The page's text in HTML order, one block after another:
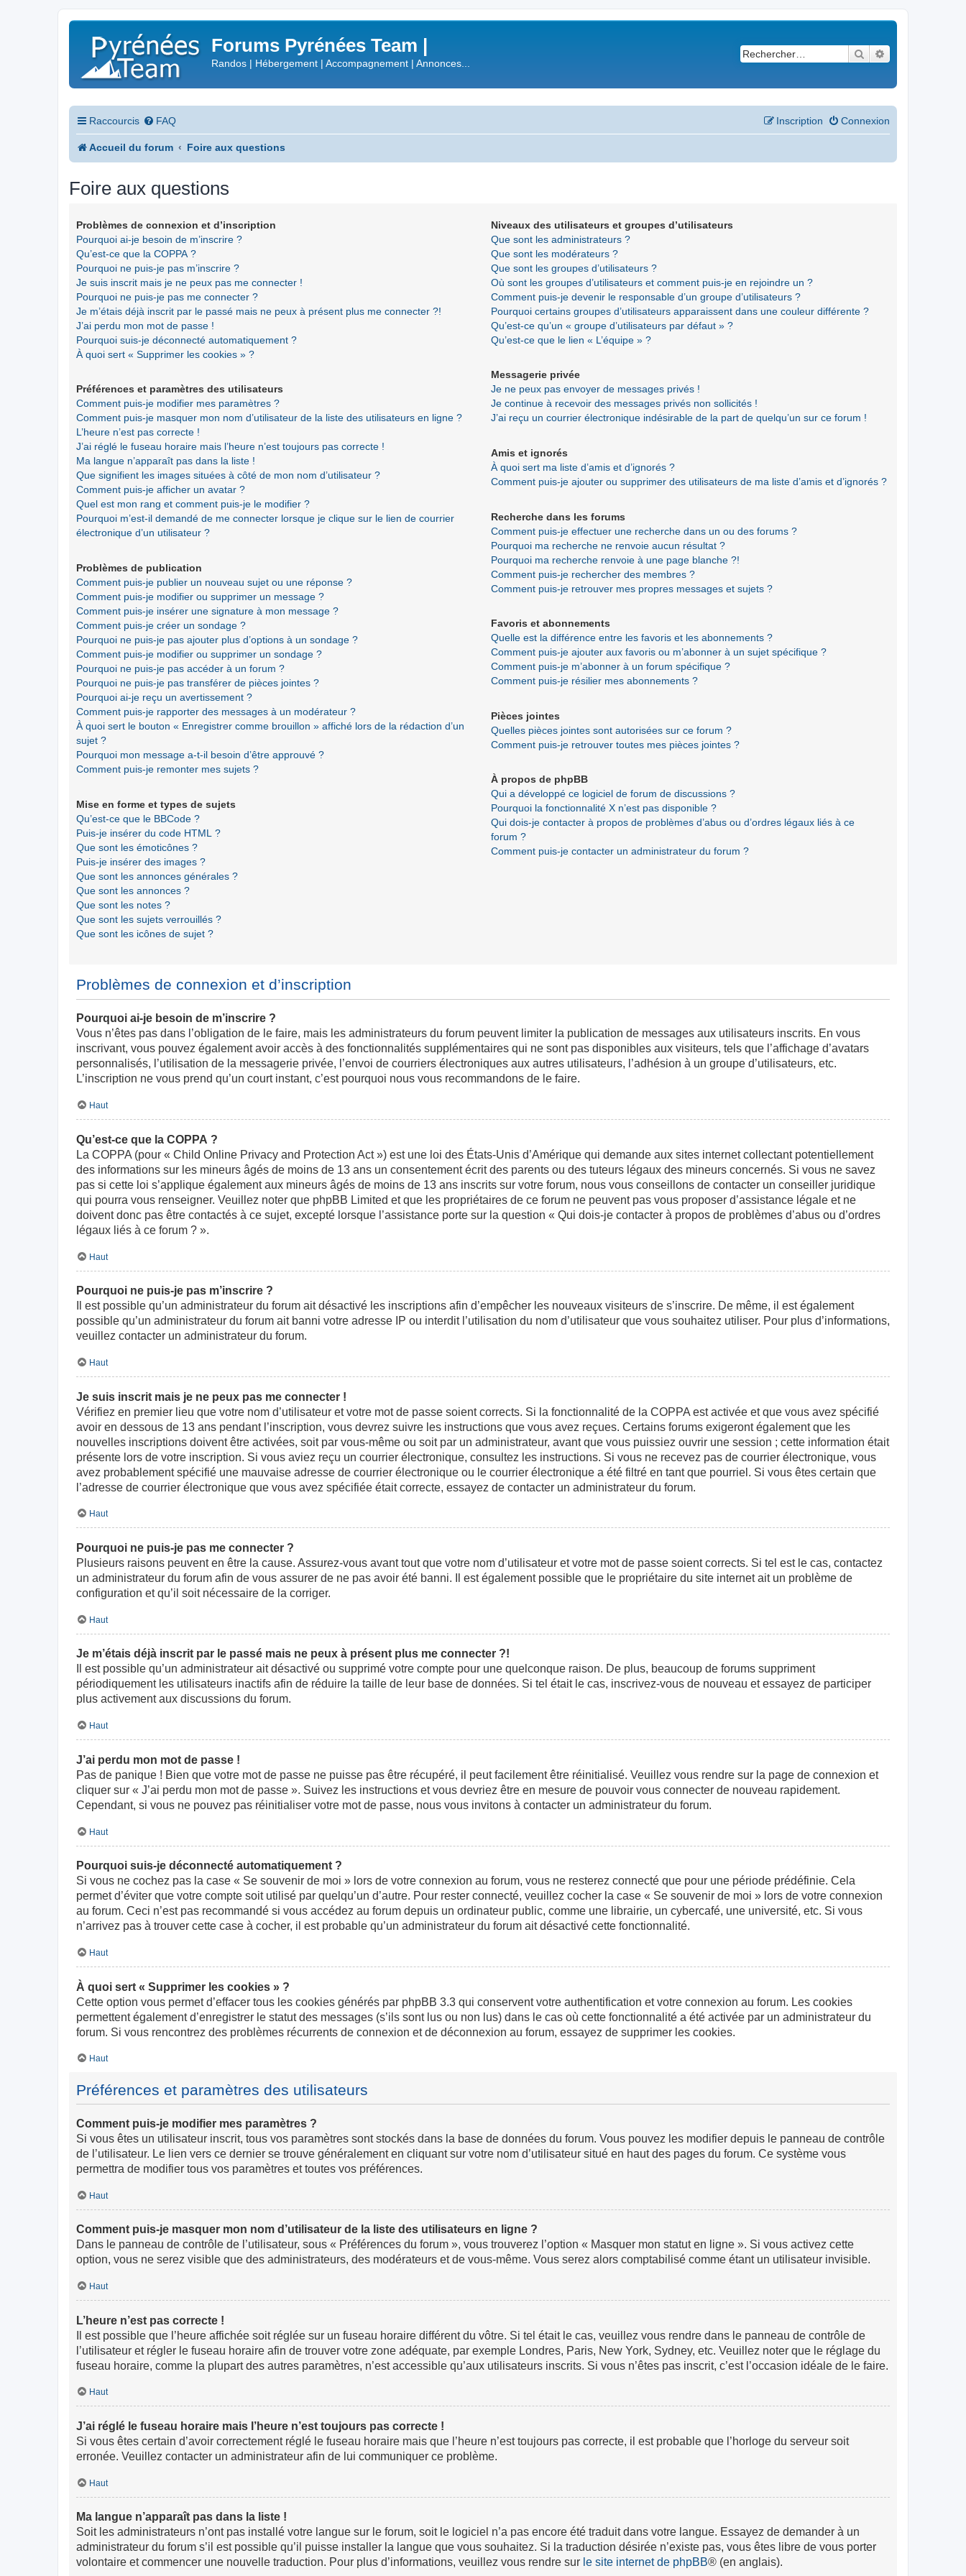
Forums Pyrénées Team |
Randos | Hébergement | Accompagnement | Annonces...
Rechercher
Raccourcis FAQ Connexion
Inscription
Accueil du forum Foire aux questions
Foire aux questions
Problèmes de connexion et d’inscription
Pourquoi ai-je besoin de m’inscrire ?
Qu’est-ce que la COPPA ?
Pourquoi ne puis-je pas m’inscrire ?
Je suis inscrit mais je ne peux pas me connecter !
Pourquoi ne puis-je pas me connecter ?
Je m’étais déjà inscrit par le passé mais ne peux à présent plus me connecter ?!
J’ai perdu mon mot de passe !
Pourquoi suis-je déconnecté automatiquement ?
À quoi sert « Supprimer les cookies » ?
Préférences et paramètres des utilisateurs
Comment puis-je modifier mes paramètres ?
Comment puis-je masquer mon nom d’utilisateur de la liste des utilisateurs en ligne ?
L’heure n’est pas correcte !
J’ai réglé le fuseau horaire mais l’heure n’est toujours pas correcte !
Ma langue n’apparaît pas dans la liste !
Que signifient les images situées à côté de mon nom d’utilisateur ?
Comment puis-je afficher un avatar ?
Quel est mon rang et comment puis-je le modifier ?
Pourquoi m’est-il demandé de me connecter lorsque je clique sur le lien de courrier
électronique d’un utilisateur ?
Problèmes de publication
Comment puis-je publier un nouveau sujet ou une réponse ?
Comment puis-je modifier ou supprimer un message ?
Comment puis-je insérer une signature à mon message ?
Comment puis-je créer un sondage ?
Pourquoi ne puis-je pas ajouter plus d’options à un sondage ?
Comment puis-je modifier ou supprimer un sondage ?
Pourquoi ne puis-je pas accéder à un forum ?
Pourquoi ne puis-je pas transférer de pièces jointes ?
Pourquoi ai-je reçu un avertissement ?
Comment puis-je rapporter des messages à un modérateur ?
À quoi sert le bouton « Enregistrer comme brouillon » affiché lors de la rédaction d’un
sujet ?
Pourquoi mon message a-t-il besoin d’être approuvé ?
Comment puis-je remonter mes sujets ?
Mise en forme et types de sujets
Qu’est-ce que le BBCode ?
Puis-je insérer du code HTML ?
Que sont les émoticônes ?
Puis-je insérer des images ?
Que sont les annonces générales ?
Que sont les annonces ?
Que sont les notes ?
Que sont les sujets verrouillés ?
Que sont les icônes de sujet ?
Niveaux des utilisateurs et groupes d’utilisateurs
Que sont les administrateurs ?
Que sont les modérateurs ?
Que sont les groupes d’utilisateurs ?
Où sont les groupes d’utilisateurs et comment puis-je en rejoindre un ?
Comment puis-je devenir le responsable d’un groupe d’utilisateurs ?
Pourquoi certains groupes d’utilisateurs apparaissent dans une couleur différente ?
Qu’est-ce qu’un « groupe d’utilisateurs par défaut » ?
Qu’est-ce que le lien « L’équipe » ?
Messagerie privée
Je ne peux pas envoyer de messages privés !
Je continue à recevoir des messages privés non sollicités !
J’ai reçu un courrier électronique indésirable de la part de quelqu’un sur ce forum !
Amis et ignorés
À quoi sert ma liste d’amis et d’ignorés ?
Comment puis-je ajouter ou supprimer des utilisateurs de ma liste d’amis et d’ignorés ?
Recherche dans les forums
Comment puis-je effectuer une recherche dans un ou des forums ?
Pourquoi ma recherche ne renvoie aucun résultat ?
Pourquoi ma recherche renvoie à une page blanche ?!
Comment puis-je rechercher des membres ?
Comment puis-je retrouver mes propres messages et sujets ?
Favoris et abonnements
Quelle est la différence entre les favoris et les abonnements ?
Comment puis-je ajouter aux favoris ou m’abonner à un sujet spécifique ?
Comment puis-je m’abonner à un forum spécifique ?
Comment puis-je résilier mes abonnements ?
Pièces jointes
Quelles pièces jointes sont autorisées sur ce forum ?
Comment puis-je retrouver toutes mes pièces jointes ?
À propos de phpBB
Qui a développé ce logiciel de forum de discussions ?
Pourquoi la fonctionnalité X n’est pas disponible ?
Qui dois-je contacter à propos de problèmes d’abus ou d’ordres légaux liés à ce
forum ?
Comment puis-je contacter un administrateur du forum ?
Problèmes de connexion et d’inscription
Pourquoi ai-je besoin de m’inscrire ?
Vous n’êtes pas dans l’obligation de le faire, mais les administrateurs du forum peuvent limiter la publication de messages aux utilisateurs inscrits. En vous
inscrivant, vous pouvez également avoir accès à des fonctionnalités supplémentaires qui ne sont pas disponibles aux visiteurs, tels que l’affichage d’avatars
personnalisés, l’utilisation de la messagerie privée, l’envoi de courriers électroniques aux autres utilisateurs, l’adhésion à un groupe d’utilisateurs, etc.
L’inscription ne vous prend qu’un court instant, c’est pourquoi nous vous recommandons de le faire.
Haut
Qu’est-ce que la COPPA ?
La COPPA (pour « Child Online Privacy and Protection Act ») est une loi des États-Unis d’Amérique qui demande aux sites internet collectant potentiellement
des informations sur les mineurs âgés de moins de 13 ans un consentement écrit des parents ou des tuteurs légaux des mineurs concernés. Si vous ne savez
pas si cette loi s’applique également aux mineurs âgés de moins de 13 ans inscrits sur votre forum, nous vous conseillons de contacter un conseiller juridique
qui pourra vous renseigner. Veuillez noter que phpBB Limited et que les propriétaires de ce forum ne peuvent pas vous proposer d’assistance légale et ne
doivent donc pas être contactés à ce sujet, excepté lorsque l’assistance porte sur la question « Qui dois-je contacter à propos de problèmes d’abus ou d’ordres
légaux liés à ce forum ? ».
Haut
Pourquoi ne puis-je pas m’inscrire ?
Il est possible qu’un administrateur du forum ait désactivé les inscriptions afin d’empêcher les nouveaux visiteurs de s’inscrire. De même, il est également
possible qu’un administrateur du forum ait banni votre adresse IP ou interdit l’utilisation du nom d’utilisateur que vous souhaitez utiliser. Pour plus d’informations,
veuillez contacter un administrateur du forum.
Haut
Je suis inscrit mais je ne peux pas me connecter !
Vérifiez en premier lieu que votre nom d’utilisateur et votre mot de passe soient corrects. Si la fonctionnalité de la COPPA est activée et que vous avez spécifié
avoir en dessous de 13 ans pendant l’inscription, vous devrez suivre les instructions que vous avez reçues. Certains forums exigeront également que les
nouvelles inscriptions doivent être activées, soit par vous-même ou soit par un administrateur, avant que vous puissiez ouvrir une session ; cette information était
présente lors de votre inscription. Si vous aviez reçu un courrier électronique, consultez les instructions. Si vous ne recevez pas de courrier électronique, vous
avez probablement spécifié une mauvaise adresse de courrier électronique ou le courrier électronique a été filtré en tant que pourriel. Si vous êtes certain que
l’adresse de courrier électronique que vous avez spécifiée était correcte, essayez de contacter un administrateur du forum.
Haut
Pourquoi ne puis-je pas me connecter ?
Plusieurs raisons peuvent en être la cause. Assurez-vous avant tout que votre nom d’utilisateur et votre mot de passe soient corrects. Si tel est le cas, contactez
un administrateur du forum afin de vous assurer de ne pas avoir été banni. Il est également possible que le propriétaire du site internet ait un problème de
configuration et qu’il soit nécessaire de la corriger.
Haut
Je m’étais déjà inscrit par le passé mais ne peux à présent plus me connecter ?!
Il est possible qu’un administrateur ait désactivé ou supprimé votre compte pour une quelconque raison. De plus, beaucoup de forums suppriment
périodiquement les utilisateurs inactifs afin de réduire la taille de leur base de données. Si tel était le cas, inscrivez-vous de nouveau et essayez de participer
plus activement aux discussions du forum.
Haut
J’ai perdu mon mot de passe !
Pas de panique ! Bien que votre mot de passe ne puisse pas être récupéré, il peut facilement être réinitialisé. Veuillez vous rendre sur la page de connexion et
cliquer sur « J’ai perdu mon mot de passe ». Suivez les instructions et vous devriez être en mesure de pouvoir vous connecter de nouveau rapidement.
Cependant, si vous ne pouvez pas réinitialiser votre mot de passe, nous vous invitons à contacter un administrateur du forum.
Haut
Pourquoi suis-je déconnecté automatiquement ?
Si vous ne cochez pas la case « Se souvenir de moi » lors de votre connexion au forum, vous ne resterez connecté que pour une période prédéfinie. Cela
permet d’éviter que votre compte soit utilisé par quelqu’un d’autre. Pour rester connecté, veuillez cocher la case « Se souvenir de moi » lors de votre connexion
au forum. Ceci n’est pas recommandé si vous accédez au forum depuis un ordinateur public, comme une librairie, un cybercafé, une université, etc. Si vous
n’arrivez pas à trouver cette case à cocher, il est probable qu’un administrateur du forum ait désactivé cette fonctionnalité.
Haut
À quoi sert « Supprimer les cookies » ?
Cette option vous permet d’effacer tous les cookies générés par phpBB 3.3 qui conservent votre authentification et votre connexion au forum. Les cookies
permettent également d’enregistrer le statut des messages (s’ils sont lus ou non lus) dans le cas où cette fonctionnalité a été activée par un administrateur du
forum. Si vous rencontrez des problèmes récurrents de connexion et de déconnexion au forum, essayez de supprimer les cookies.
Haut
Préférences et paramètres des utilisateurs
Comment puis-je modifier mes paramètres ?
Si vous êtes un utilisateur inscrit, tous vos paramètres sont stockés dans la base de données du forum. Vous pouvez les modifier depuis le panneau de contrôle
de l’utilisateur. Le lien vers ce dernier se trouve généralement en cliquant sur votre nom d’utilisateur situé en haut des pages du forum. Ce système vous
permettra de modifier tous vos paramètres et toutes vos préférences.
Haut
Comment puis-je masquer mon nom d’utilisateur de la liste des utilisateurs en ligne ?
Dans le panneau de contrôle de l’utilisateur, sous « Préférences du forum », vous trouverez l’option « Masquer mon statut en ligne ». Si vous activez cette
option, vous ne serez visible que des administrateurs, des modérateurs et de vous-même. Vous serez alors comptabilisé comme étant un utilisateur invisible.
Haut
L’heure n’est pas correcte !
Il est possible que l’heure affichée soit réglée sur un fuseau horaire différent du vôtre. Si tel était le cas, veuillez vous rendre dans le panneau de contrôle de
l’utilisateur et régler le fuseau horaire afin de trouver votre zone adéquate, par exemple Londres, Paris, New York, Sydney, etc. Veuillez noter que le réglage du
fuseau horaire, comme la plupart des autres paramètres, n’est accessible qu’aux utilisateurs inscrits. Si vous n’êtes pas inscrit, c’est l’occasion idéale de le faire.
Haut
J’ai réglé le fuseau horaire mais l’heure n’est toujours pas correcte !
Si vous êtes certain d’avoir correctement réglé le fuseau horaire mais que l’heure n’est toujours pas correcte, il est probable que l’horloge du serveur soit
erronée. Veuillez contacter un administrateur afin de lui communiquer ce problème.
Haut
Ma langue n’apparaît pas dans la liste !
Soit les administrateurs n’ont pas installé votre langue sur le forum, soit le logiciel n’a pas encore été traduit dans votre langue. Essayez de demander à un
administrateur du forum s’il est possible qu’il puisse installer la langue que vous souhaitez. Si la traduction désirée n’existe pas, vous êtes libre de vous porter
volontaire et commencer une nouvelle traduction. Pour plus d’informations, veuillez vous rendre sur le site internet de phpBB® (en anglais).